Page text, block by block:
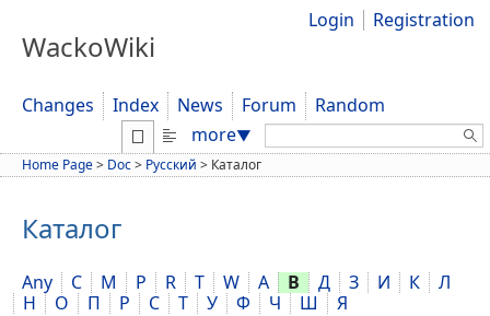
WackoWiki
Login Registration
Changes Index News Forum
Random
more▼ Search:
Home Page> Doc> Русский > Каталог
Каталог
Any C M P R T W А В Д З И К
Л
Н
О П Р С Т У Ф Ч Ш
Я